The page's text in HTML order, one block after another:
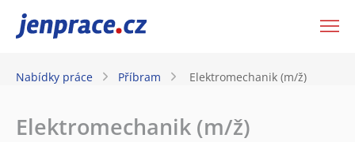
JenPráce.cz
Nabídky práce Příbram Elektromechanik (m/ž)
Elektromechanik (m/ž)